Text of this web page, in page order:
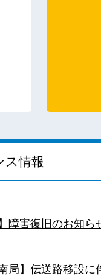
ス情報
障害復旧のお知ら
局】伝送路移設に